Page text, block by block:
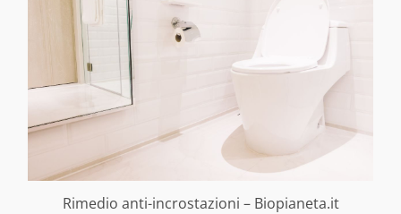
Rimedio anti-incrostazioni – Biopianeta.it